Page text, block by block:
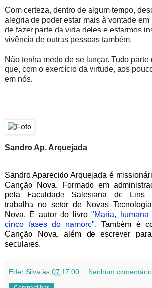
Com certeza, dentro de algum tempo,
alegria de poder estar mais à vontade em
de fazer parte da vida deles e estarmos
vivência de outras pessoas também.
Não tenha medo de se lançar. Tudo parte
que, com o exercício da virtude, aos
em nós.
Sandro Ap. Arquejada
Sandro Aparecido Arquejada é
Canção Nova. Formado em
pela Faculdade Salesiana de Lins
trabalha no setor de Novas
Nova. É autor do livro "Maria, humana
cinco fases do namoro". Também é
Canção Nova, além de escrever
seculares.
Eder Silva às 07:17:00 Nenhum